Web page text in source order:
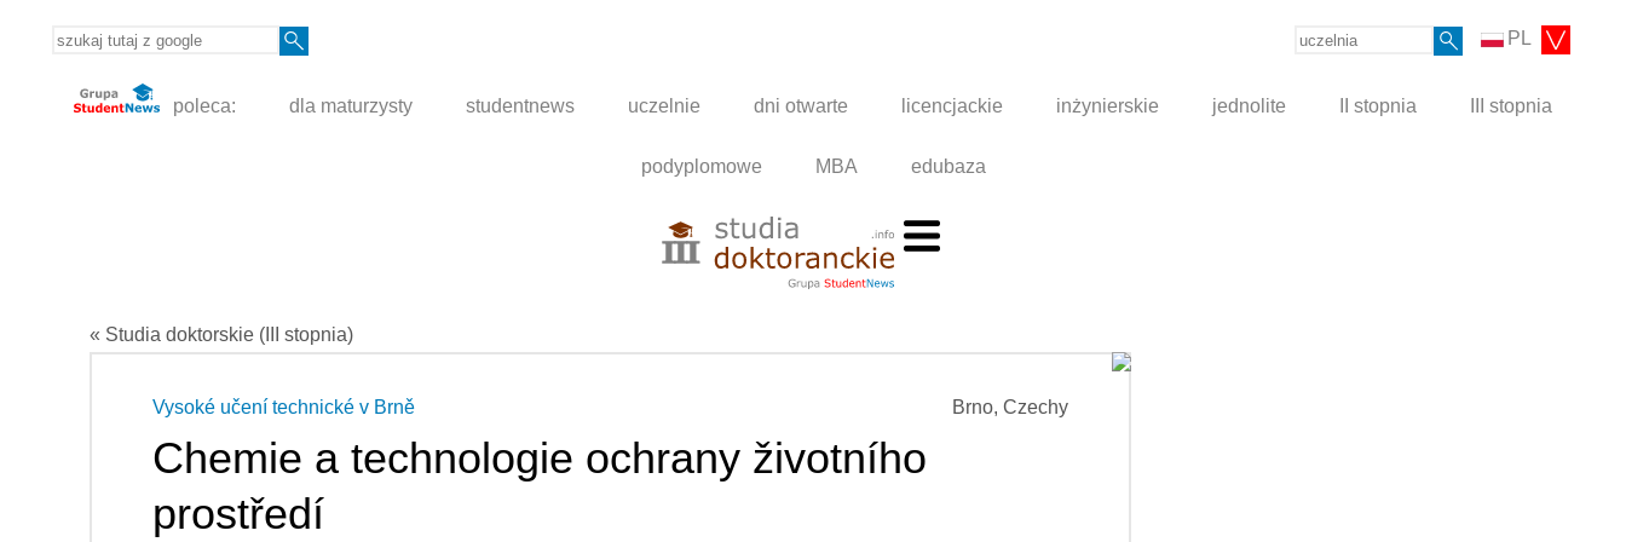
PL
poleca: dla maturzysty studentnews uczelnie dni otwarte licencjackie inżynierskie jednolite II stopnia III stopnia
podyplomowe MBA edubaza
« Studia doktorskie (III stopnia)
Brno, Czechy
Vysoké učení technické v Brně
Chemie a technologie ochrany životního
prostředí